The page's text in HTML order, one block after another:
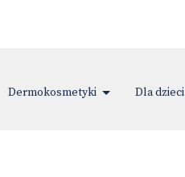
Dermokosmetyki Dla dzieci